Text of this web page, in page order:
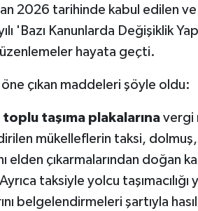
2026 tarihinde kabul edilen
'Bazı Kanunlarda Değişiklik
hayata geçti.
öne çıkan maddeleri şöyle oldu:
toplu taşıma plakalarına vergi
mükelleflerin taksi,
elden çıkarmalarından doğan
taksiyle yolcu
belgelendirmeleri şartıyla